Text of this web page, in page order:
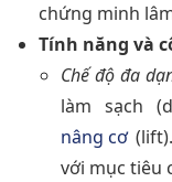
chứng minh
Tính năng và
Chế độ đa
làm sạch
nâng cơ
với mục tiêu